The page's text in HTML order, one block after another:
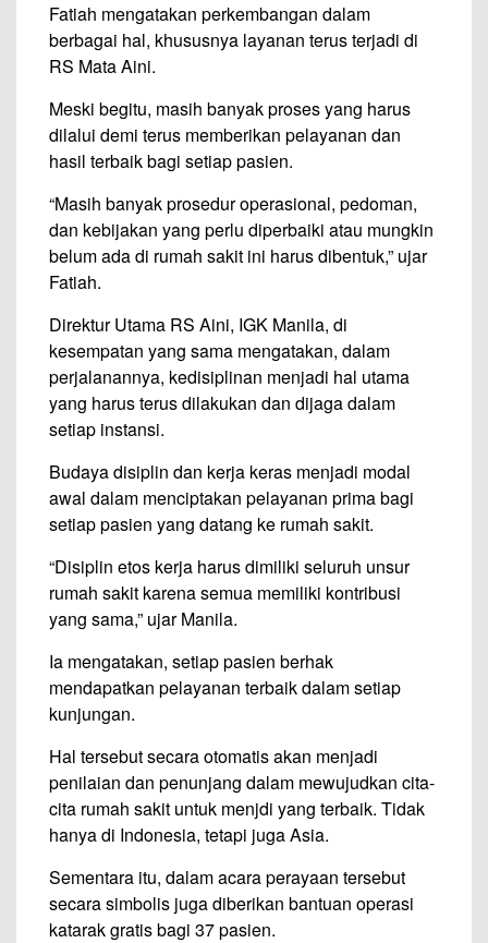
Fatiah mengatakan perkembangan dalam
berbagai hal, khususnya layanan terus terjadi di
RS Mata Aini.
Meski begitu, masih banyak proses yang harus
dilalui demi terus memberikan pelayanan dan
hasil terbaik bagi setiap pasien.
“Masih banyak prosedur operasional, pedoman,
dan kebijakan yang perlu diperbaiki atau mungkin
belum ada di rumah sakit ini harus dibentuk,” ujar
Fatiah.
Direktur Utama RS Aini, IGK Manila, di
kesempatan yang sama mengatakan, dalam
perjalanannya, kedisiplinan menjadi hal utama
yang harus terus dilakukan dan dijaga dalam
setiap instansi.
Budaya disiplin dan kerja keras menjadi modal
awal dalam menciptakan pelayanan prima bagi
setiap pasien yang datang ke rumah sakit.
“Disiplin etos kerja harus dimiliki seluruh unsur
rumah sakit karena semua memiliki kontribusi
yang sama,” ujar Manila.
Ia mengatakan, setiap pasien berhak
mendapatkan pelayanan terbaik dalam setiap
kunjungan.
Hal tersebut secara otomatis akan menjadi
penilaian dan penunjang dalam mewujudkan cita-
cita rumah sakit untuk menjdi yang terbaik. Tidak
hanya di Indonesia, tetapi juga Asia.
Sementara itu, dalam acara perayaan tersebut
secara simbolis juga diberikan bantuan operasi
katarak gratis bagi 37 pasien.